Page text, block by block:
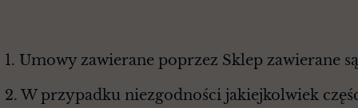
1. Umowy zawierane poprzez Sklep zawierane
2. W przypadku niezgodności jakiejkolwiek